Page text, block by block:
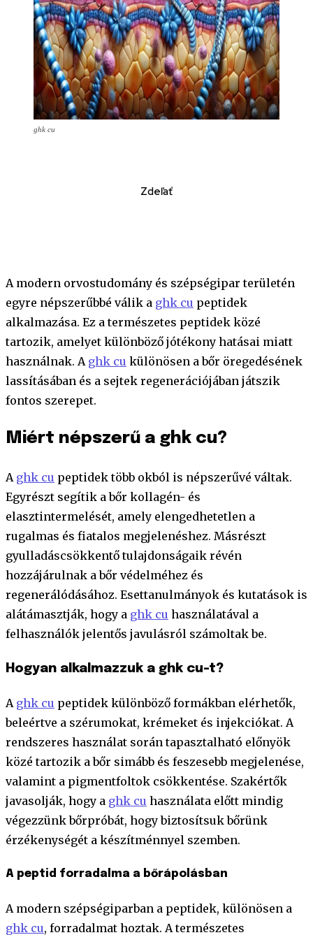
ghk cu
Zdeľať
A modern orvostudomány és szépségipar területén
egyre népszerűbbé válik a ghk cu peptidek
alkalmazása. Ez a természetes peptidek közé
tartozik, amelyet különböző jótékony hatásai miatt
használnak. A ghk cu különösen a bőr öregedésének
lassításában és a sejtek regenerációjában játszik
fontos szerepet.
Miért népszerű a ghk cu?
A ghk cu peptidek több okból is népszerűvé váltak.
Egyrészt segítik a bőr kollagén- és
elasztintermelését, amely elengedhetetlen a
rugalmas és fiatalos megjelenéshez. Másrészt
gyulladáscsökkentő tulajdonságaik révén
hozzájárulnak a bőr védelméhez és
regenerálódásához. Esettanulmányok és kutatások is
alátámasztják, hogy a ghk cu használatával a
felhasználók jelentős javulásról számoltak be.
Hogyan alkalmazzuk a ghk cu-t?
A ghk cu peptidek különböző formákban elérhetők,
beleértve a szérumokat, krémeket és injekciókat. A
rendszeres használat során tapasztalható előnyök
közé tartozik a bőr simább és feszesebb megjelenése,
valamint a pigmentfoltok csökkentése. Szakértők
javasolják, hogy a ghk cu használata előtt mindig
végezzünk bőrpróbát, hogy biztosítsuk bőrünk
érzékenységét a készítménnyel szemben.
A peptid forradalma a bőrápolásban
A modern szépségiparban a peptidek, különösen a
ghk cu, forradalmat hoztak. A természetes